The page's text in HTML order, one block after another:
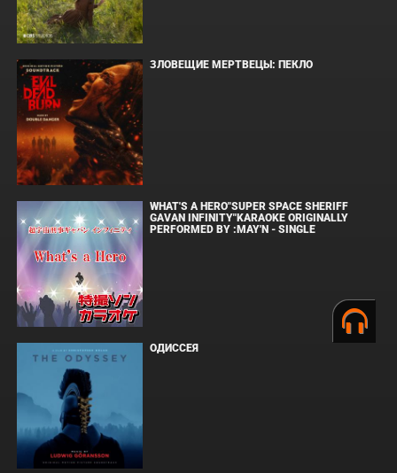
ЗЛОВЕЩИЕ МЕРТВЕЦЫ: ПЕКЛО
WHAT'S A HERO"SUPER SPACE SHERIFF
GAVAN INFINITY"KARAOKE ORIGINALLY
PERFORMED BY :MAY'N - SINGLE
ОДИССЕЯ